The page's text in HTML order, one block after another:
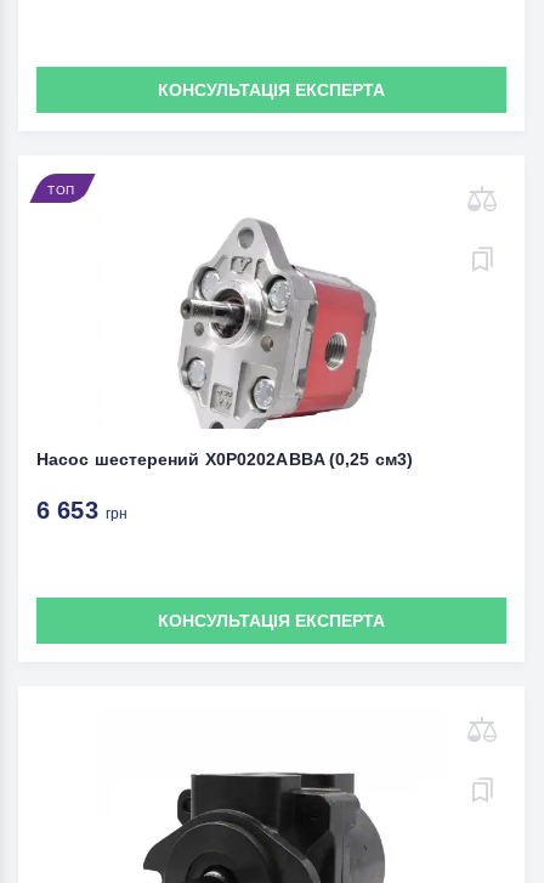
КОНСУЛЬТАЦІЯ ЕКСПЕРТА
ТОП
Насос шестерений X0P0202ABBA (0,25 см3)
6 653 грн
КОНСУЛЬТАЦІЯ ЕКСПЕРТА